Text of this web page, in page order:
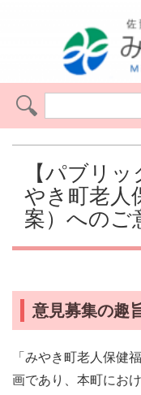
【パブリ
やき町老人
案）へのご
意見募集の趣
「みやき町老人保健
画であり、本町にお